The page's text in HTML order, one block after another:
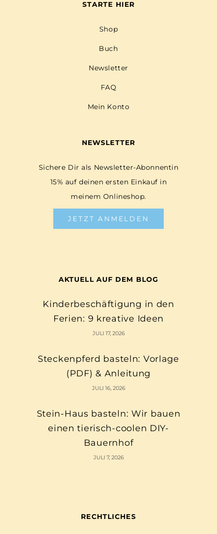
STARTE HIER
Shop
Buch
Newsletter
FAQ
Mein Konto
NEWSLETTER
Sichere Dir als Newsletter-Abonnentin
15% auf deinen ersten Einkauf in
meinem Onlineshop.
JETZT ANMELDEN
AKTUELL AUF DEM BLOG
Kinderbeschäftigung in den
Ferien: 9 kreative Ideen
JULI 17, 2026
Steckenpferd basteln: Vorlage
(PDF) & Anleitung
JULI 16, 2026
Stein-Haus basteln: Wir bauen
einen tierisch-coolen DIY-
Bauernhof
JULI 7, 2026
RECHTLICHES